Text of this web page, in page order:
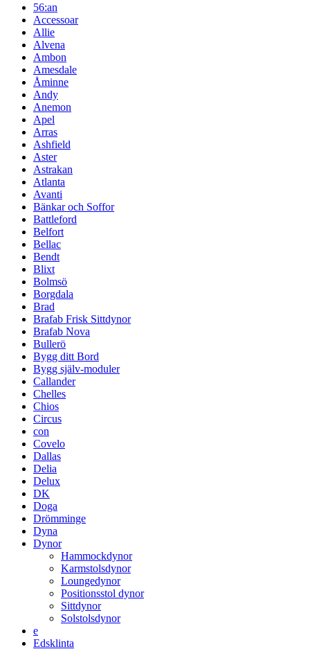
56:an
Accessoar
Allie
Alvena
Ambon
Amesdale
Åminne
Andy
Anemon
Apel
Arras
Ashfield
Aster
Astrakan
Atlanta
Avanti
Bänkar och Soffor
Battleford
Belfort
Bellac
Bendt
Blixt
Bolmsö
Borgdala
Brad
Brafab Frisk Sittdynor
Brafab Nova
Bullerö
Bygg ditt Bord
Bygg själv-moduler
Callander
Chelles
Chios
Circus
con
Covelo
Dallas
Delia
Delux
DK
Doga
Drömminge
Dyna
Dynor
Hammockdynor
Karmstolsdynor
Loungedynor
Positionsstol dynor
Sittdynor
Solstolsdynor
e
Edsklinta